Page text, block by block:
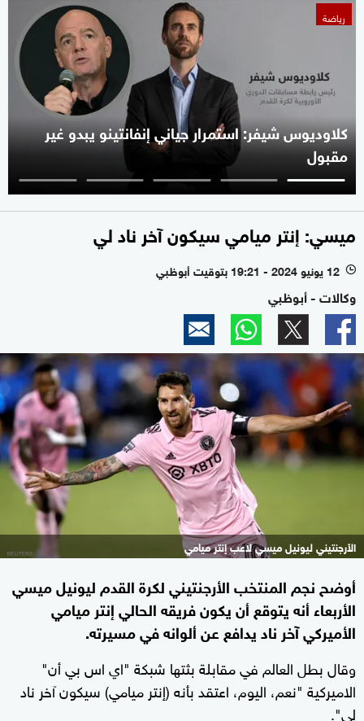
رياضة
كلاوديوس شيفر: استمرار جياني إنفانتينو يبدو غير
مقبول
ميسي: إنتر ميامي سيكون آخر ناد لي
l 12 يونيو 2024 - 19:21 بتوقيت أبوظبي
وكالات - أبوظبي
الأرجنتيني ليونيل ميسي لاعب إنتر ميامي
أوضح نجم المنتخب الأرجنتيني لكرة القدم ليونيل ميسي
الأربعاء أنه يتوقع أن يكون فريقه الحالي إنتر ميامي
الأميركي آخر ناد يدافع عن ألوانه في مسيرته.
وقال بطل العالم في مقابلة بثتها شبكة "اي اس بي أن"
الاميركية "نعم، اليوم، اعتقد بأنه (إنتر ميامي) سيكون آخر ناد
لي".